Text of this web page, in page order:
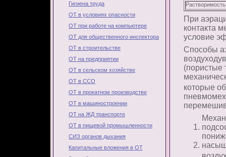
При
контакта
условие
Способы
(пористые
которые
Гигиена труда
ОТ в условиях опасности
ОТ при работе на компьютере
ОТ для общественного инспектора
ОТ в строительстве
ОТ на предприятии
ОТ в сельском хозяйстве
ОТ в ССО
ОТ в прокатном производстве
ОТ в машиностроении
ОТ на ЖД транспорте
ОТ в пищевой промышленности
СИЗ органов дыхания
Капитальные вложения в ОТ